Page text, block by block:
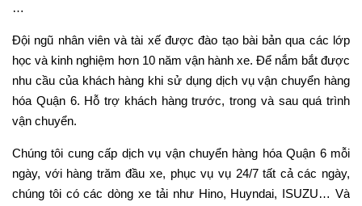
…
Đội ngũ nhân viên và tài xế được đào tạo bài bản qua các lớp
học và kinh nghiệm hơn 10 năm vận hành xe. Để nắm bắt được
nhu cầu của khách hàng khi sử dụng dịch vụ vận chuyển hàng
hóa Quận 6. Hỗ trợ khách hàng trước, trong và sau quá trình
vận chuyển.
Chúng tôi cung cấp dịch vụ vận chuyển hàng hóa Quận 6 mỗi
ngày, với hàng trăm đầu xe, phục vụ vụ 24/7 tất cả các ngày,
chúng tôi có các dòng xe tải như Hino, Huyndai, ISUZU… Và